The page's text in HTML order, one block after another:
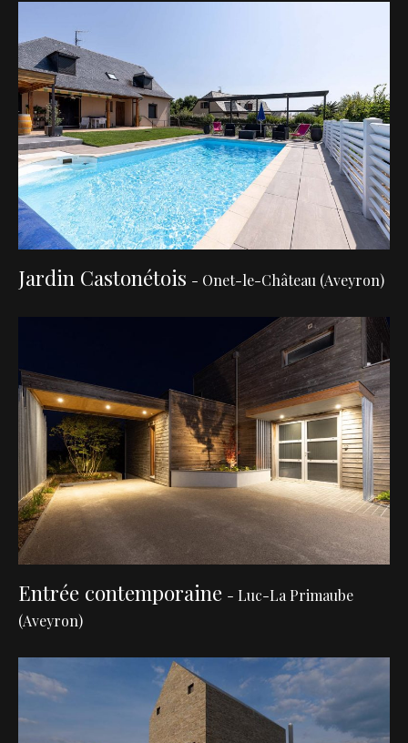
Jardin Castonétois - Onet-le-Château (Aveyron)
Entrée contemporaine - Luc-La Primaube
(Aveyron)